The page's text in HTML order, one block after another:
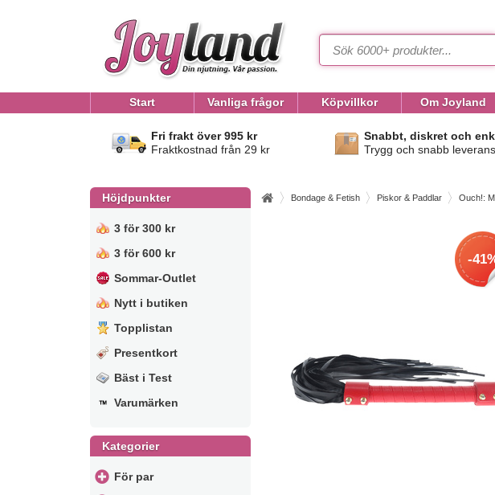
Start Vanliga frågor Köpvillkor Om Joyland
Fri frakt över 995 kr
Fraktkostnad från 29 kr
Snabbt, diskret och
Trygg och snabb leverans
Höjdpunkter
3 för 300 kr
3 för 600 kr
Sommar-Outlet
Nytt i butiken
Topplistan
Presentkort
Bäst i Test
Varumärken
Kategorier
För par
Bondage & Fetish Piskor & Paddlar Ouch!:
-